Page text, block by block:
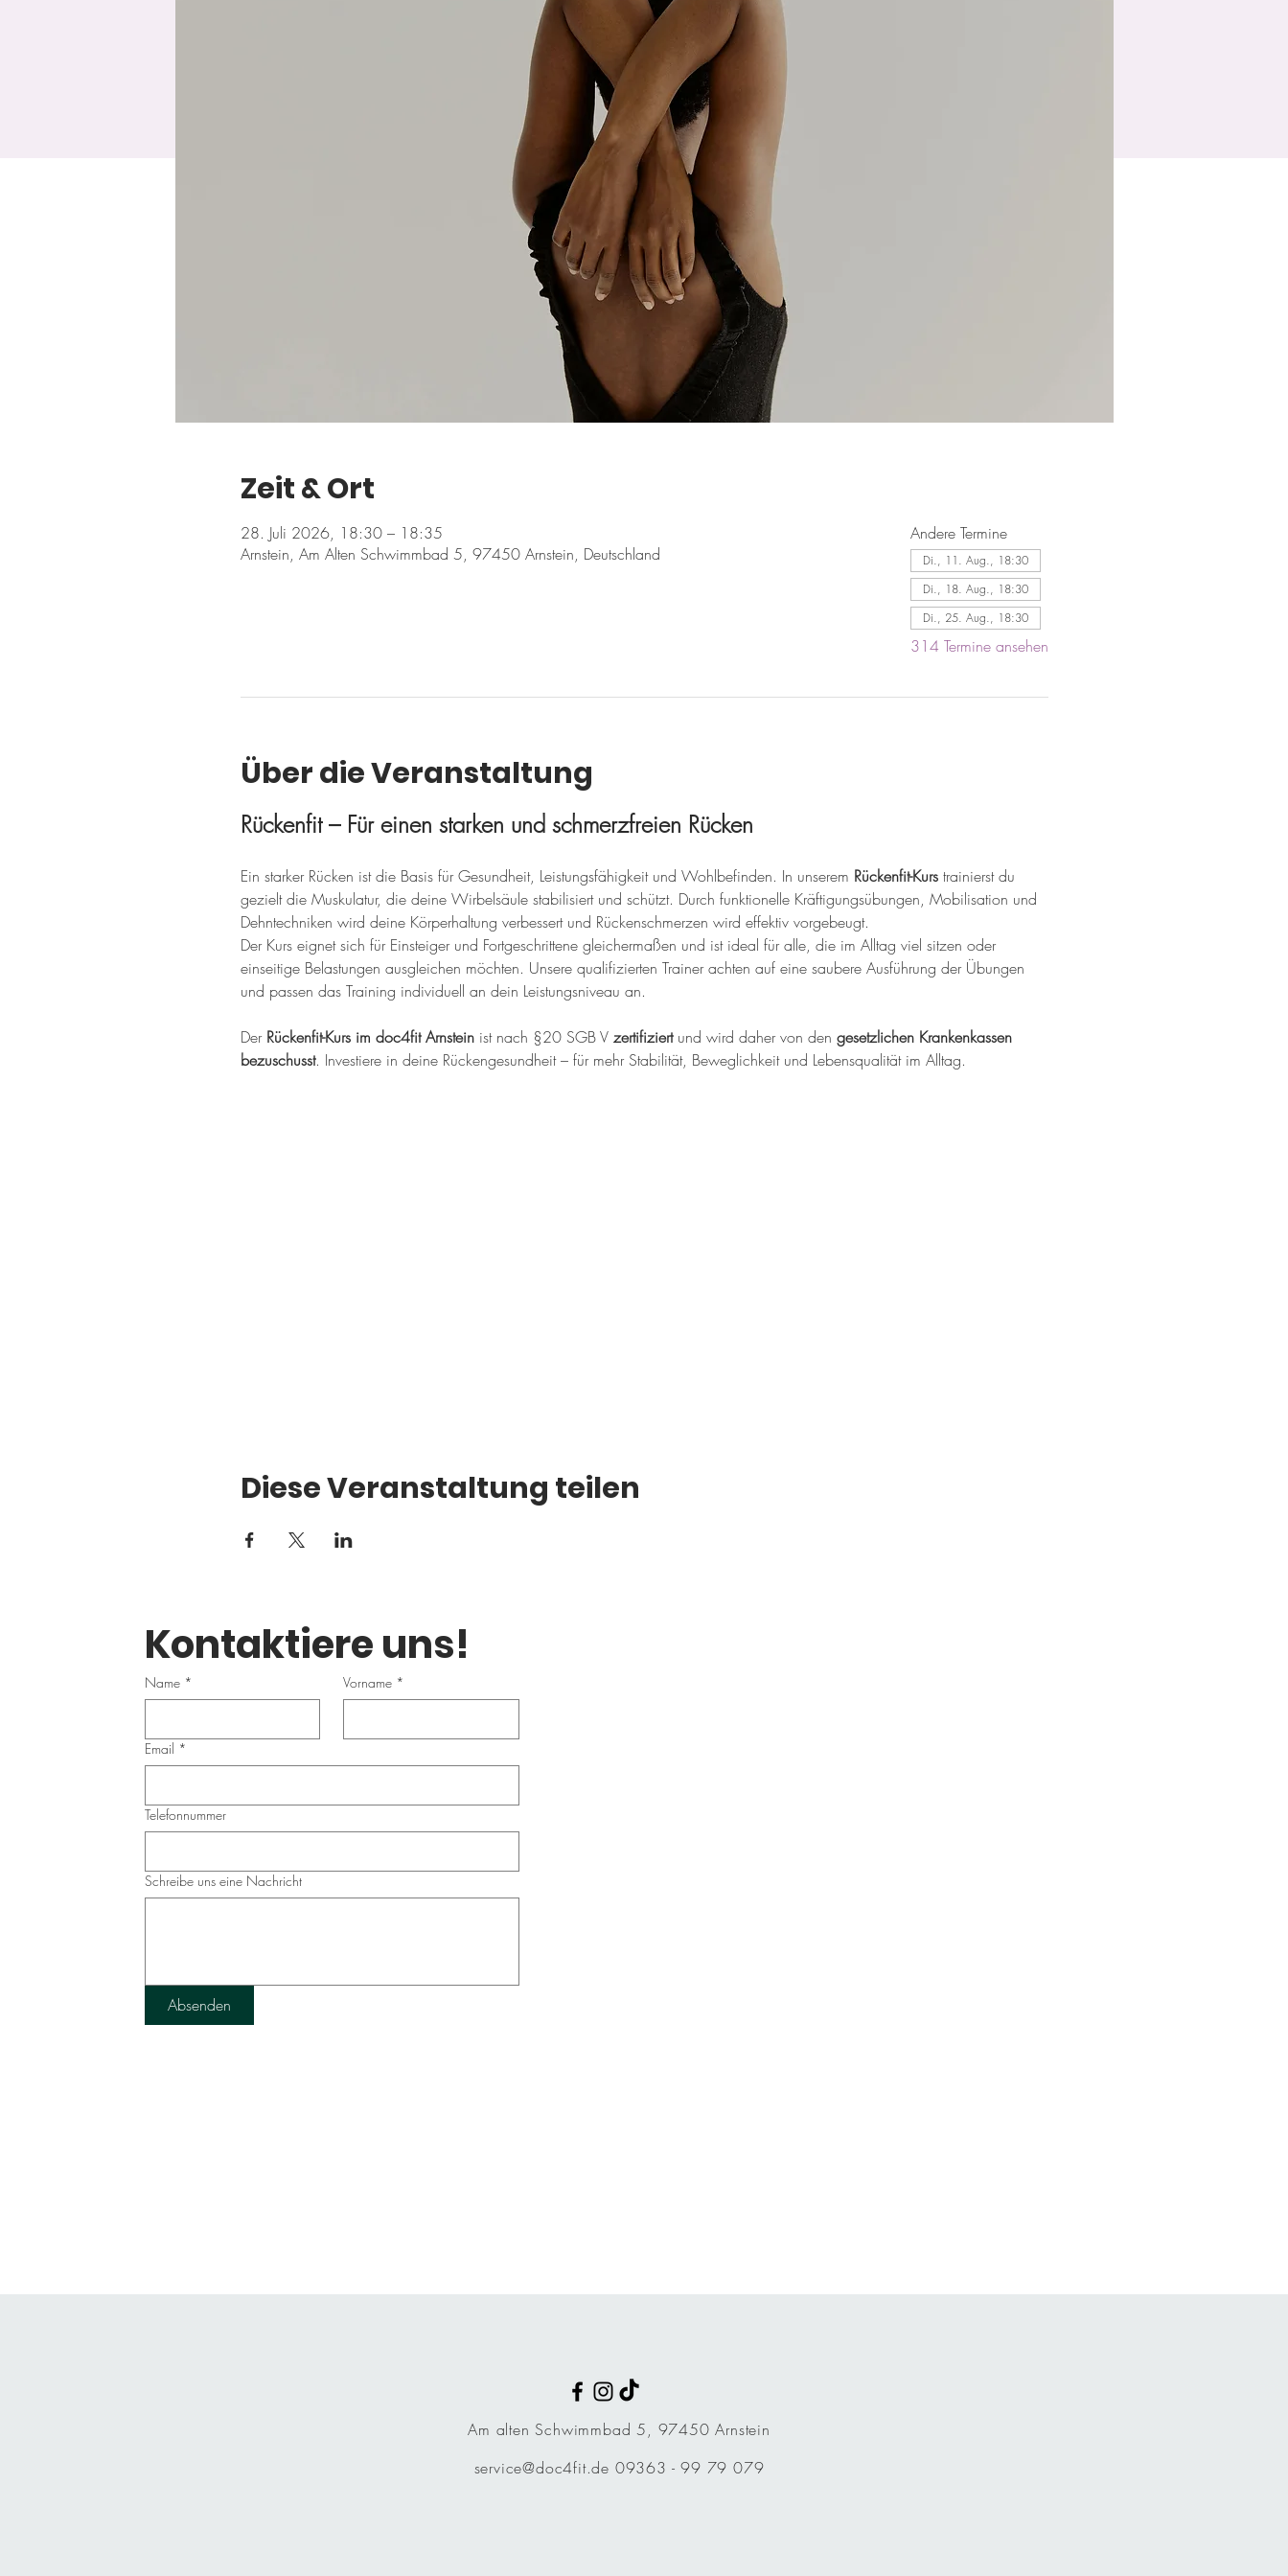
Zeit & Ort
28. Juli 2026, 18:30 – 18:35
Arnstein, Am Alten Schwimmbad 5, 97450 Arnstein, Deutschland
Andere Termine
Di., 11. Aug., 18:30
Di., 18. Aug., 18:30
Di., 25. Aug., 18:30
314 Termine ansehen
Über die Veranstaltung
Rückenfit – Für einen starken und schmerzfreien Rücken
Ein starker Rücken ist die Basis für Gesundheit, Leistungsfähigkeit und Wohlbefinden. In unserem Rückenfit-Kurs trainierst du
gezielt die Muskulatur, die deine Wirbelsäule stabilisiert und schützt. Durch funktionelle Kräftigungsübungen, Mobilisation und
Dehntechniken wird deine Körperhaltung verbessert und Rückenschmerzen wird effektiv vorgebeugt.
Der Kurs eignet sich für Einsteiger und Fortgeschrittene gleichermaßen und ist ideal für alle, die im Alltag viel sitzen oder
einseitige Belastungen ausgleichen möchten. Unsere qualifizierten Trainer achten auf eine saubere Ausführung der Übungen
und passen das Training individuell an dein Leistungsniveau an.
Der Rückenfit-Kurs im doc4fit Arnstein ist nach §20 SGB V zertifiziert und wird daher von den gesetzlichen Krankenkassen
bezuschusst. Investiere in deine Rückengesundheit – für mehr Stabilität, Beweglichkeit und Lebensqualität im Alltag.
Diese Veranstaltung teilen
Kontaktiere uns!
Name * Vorname *
Email *
Telefonnummer
Schreibe uns eine Nachricht
Absenden
Am alten Schwimmbad 5, 97450 Arnstein
service@doc4fit.de 09363 - 99 79 079